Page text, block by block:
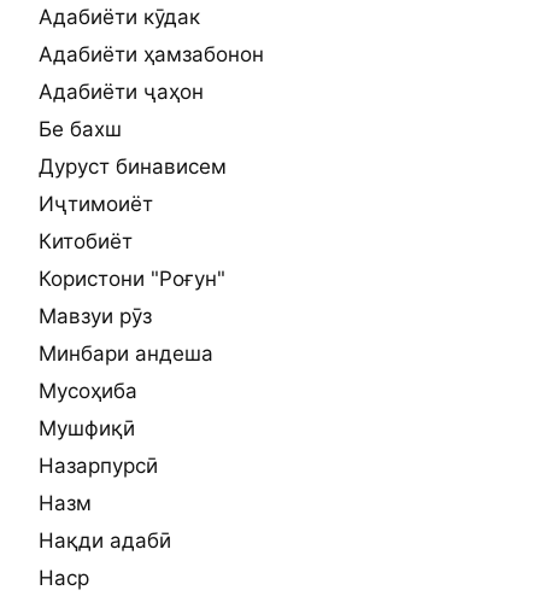
Адабиёти кӯдак
Адабиёти ҳамзабонон
Адабиёти ҷаҳон
Бе бахш
Дуруст бинависем
Иҷтимоиёт
Китобиёт
Користони "Роғун"
Мавзуи рӯз
Минбари андеша
Мусоҳиба
Мушфиқӣ
Назарпурсӣ
Назм
Нақди адабӣ
Наср